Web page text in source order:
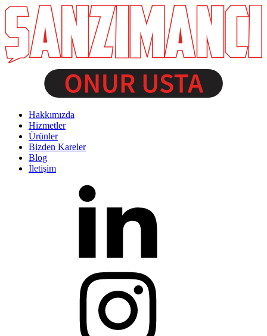
Hakkımızda
Hizmetler
Ürünler
Bizden Kareler
Blog
İletişim